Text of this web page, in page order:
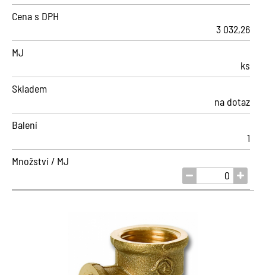
Cena s DPH
3 032,26
MJ
ks
Skladem
na dotaz
Balení
1
Množství / MJ